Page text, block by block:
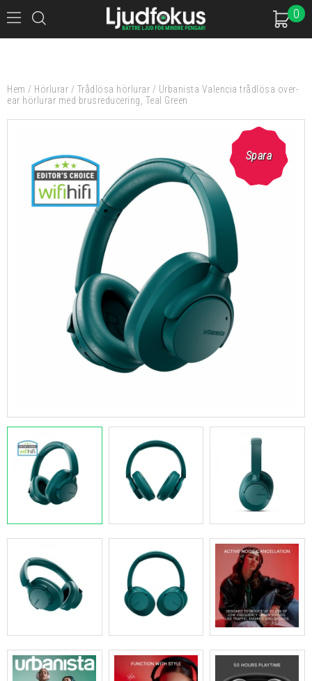
0
Hem / Hörlurar / Trådlösa hörlurar / Urbanista Valencia trådlösa over-
ear hörlurar med brusreducering, Teal Green
Spara